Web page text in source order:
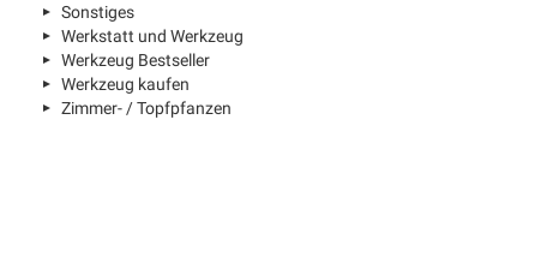
Sonstiges
Werkstatt und Werkzeug
Werkzeug Bestseller
Werkzeug kaufen
Zimmer- / Topfpfanzen